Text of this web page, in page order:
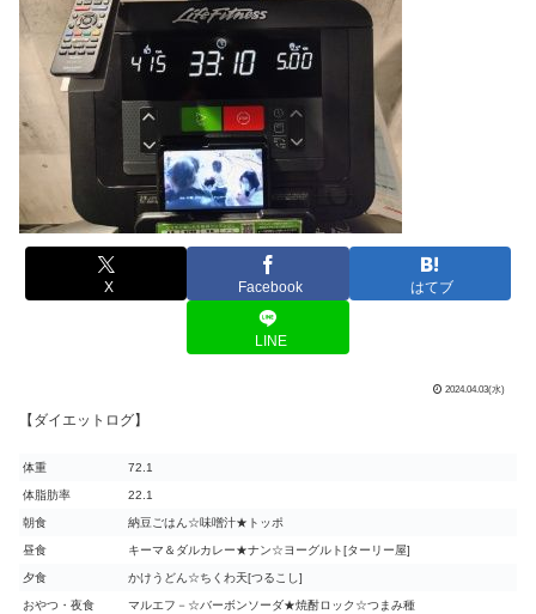
X Facebook はてブ
LINE
2024.04.03(水)
【ダイエットログ】
体重 72.1
体脂肪率 22.1
朝食 納豆ごはん☆味噌汁★トッポ
昼食 キーマ＆ダルカレー★ナン☆ヨーグルト[ターリー屋]
夕食 かけうどん☆ちくわ天[つるこし]
おやつ・夜食 マルエフ－☆バーボンソーダ★焼酎ロック☆つまみ種